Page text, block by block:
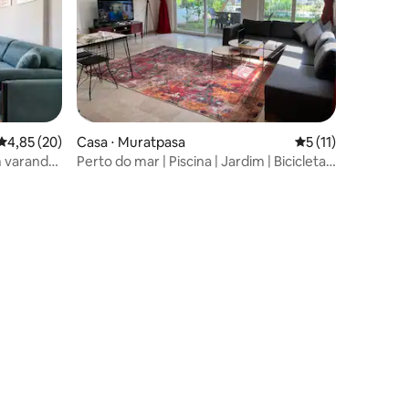
de uma avaliação média de 5, 20 avaliações
4,85 (20)
Casa ⋅ Muratpasa 5 de uma
5 (11)
Perto do mar | Piscina | Jardim | Bicicleta |